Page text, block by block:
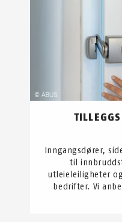
Inngangsdører,
til
utleieleiligheter
bedrifter. Vi